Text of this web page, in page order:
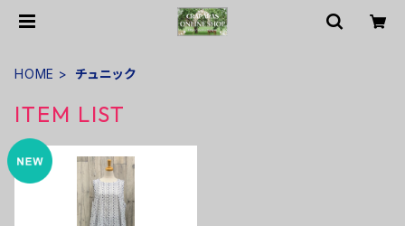
HOME チュニック
ITEM LIST